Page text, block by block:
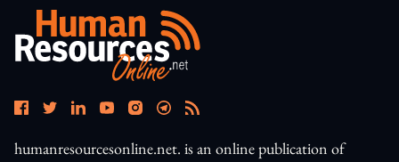
humanresourcesonline.net. is an online publication of